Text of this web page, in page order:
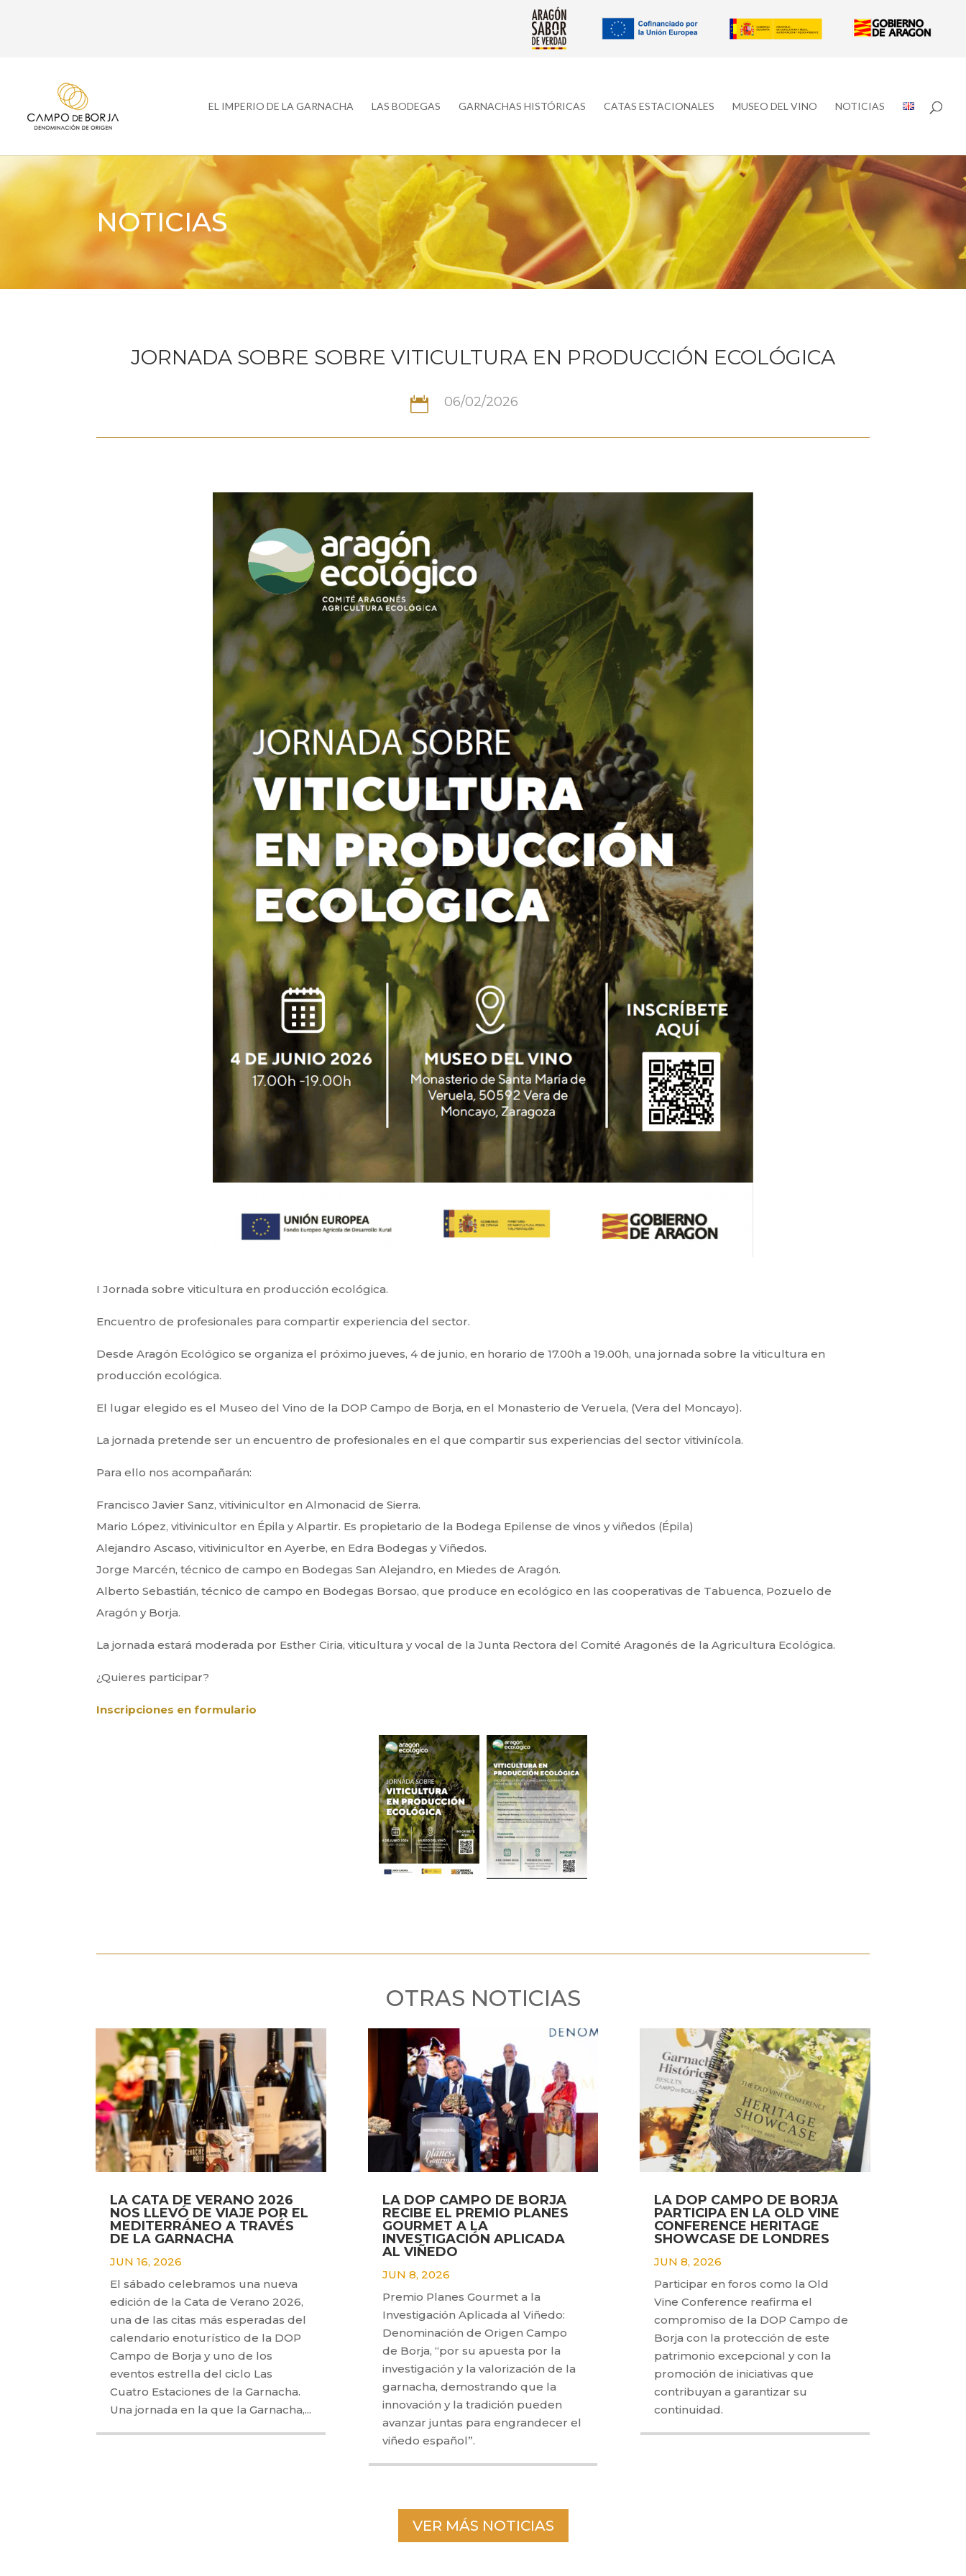
EL IMPERIO DE LA GARNACHA LAS BODEGAS GARNACHAS HISTÓRICAS CATAS ESTACIONALES MUSEO DEL VINO NOTICIAS
NOTICIAS
JORNADA SOBRE SOBRE VITICULTURA EN PRODUCCIÓN ECOLÓGICA
 06/02/2026
I Jornada sobre viticultura en producción ecológica.
Encuentro de profesionales para compartir experiencia del sector.
Desde Aragón Ecológico se organiza el próximo jueves, 4 de junio, en horario de 17.00h a 19.00h, una jornada sobre la viticultura en
producción ecológica.
El lugar elegido es el Museo del Vino de la DOP Campo de Borja, en el Monasterio de Veruela, (Vera del Moncayo).
La jornada pretende ser un encuentro de profesionales en el que compartir sus experiencias del sector vitivinícola.
Para ello nos acompañarán:
Francisco Javier Sanz, vitivinicultor en Almonacid de Sierra.
Mario López, vitivinicultor en Épila y Alpartir. Es propietario de la Bodega Epilense de vinos y viñedos (Épila)
Alejandro Ascaso, vitivinicultor en Ayerbe, en Edra Bodegas y Viñedos.
Jorge Marcén, técnico de campo en Bodegas San Alejandro, en Miedes de Aragón.
Alberto Sebastián, técnico de campo en Bodegas Borsao, que produce en ecológico en las cooperativas de Tabuenca, Pozuelo de
Aragón y Borja.
La jornada estará moderada por Esther Ciria, viticultura y vocal de la Junta Rectora del Comité Aragonés de la Agricultura Ecológica.
¿Quieres participar?
Inscripciones en formulario
OTRAS NOTICIAS
LA CATA DE VERANO 2026
NOS LLEVÓ DE VIAJE POR EL
MEDITERRÁNEO A TRAVÉS
DE LA GARNACHA
JUN 16, 2026
El sábado celebramos una nueva
edición de la Cata de Verano 2026,
una de las citas más esperadas del
calendario enoturístico de la DOP
Campo de Borja y uno de los
eventos estrella del ciclo Las
Cuatro Estaciones de la Garnacha.
Una jornada en la que la Garnacha,...
LA DOP CAMPO DE BORJA
RECIBE EL PREMIO PLANES
GOURMET A LA
INVESTIGACIÓN APLICADA
AL VIÑEDO
JUN 8, 2026
Premio Planes Gourmet a la
Investigación Aplicada al Viñedo:
Denominación de Origen Campo
de Borja, “por su apuesta por la
investigación y la valorización de la
garnacha, demostrando que la
innovación y la tradición pueden
avanzar juntas para engrandecer el
viñedo español”.
LA DOP CAMPO DE BORJA
PARTICIPA EN LA OLD VINE
CONFERENCE HERITAGE
SHOWCASE DE LONDRES
JUN 8, 2026
Participar en foros como la Old
Vine Conference reafirma el
compromiso de la DOP Campo de
Borja con la protección de este
patrimonio excepcional y con la
promoción de iniciativas que
contribuyan a garantizar su
continuidad.
VER MÁS NOTICIAS